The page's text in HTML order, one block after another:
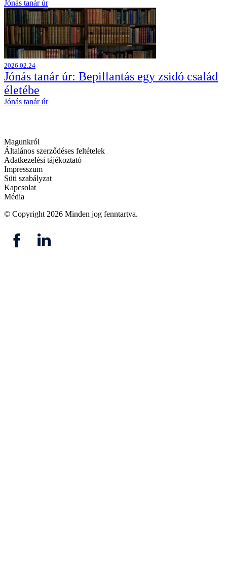
Jónás tanár úr
2026.02.24
Jónás tanár úr: Bepillantás egy zsidó család
életébe
Jónás tanár úr
Magunkról
Általános szerződéses feltételek
Adatkezelési tájékoztató
Impresszum
Süti szabályzat
Kapcsolat
Média
© Copyright 2026 Minden jog fenntartva.